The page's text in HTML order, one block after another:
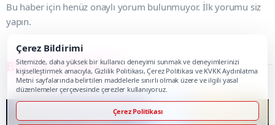
Bu haber için henüz onaylı yorum bulunmuyor. İlk yorumu siz
yapın.
BENZER HABERLER
Çerez Bildirimi
Sitemizde, daha yüksek bir kullanıcı deneyimi sunmak ve deneyimlerinizi
kişiselleştirmek amacıyla, Gizlilik Politikası, Çerez Politikası ve KVKK Aydınlatma
Metni sayfalarında belirtilen maddelerle sınırlı olmak üzere ve ilgili yasal
düzenlemeler çerçevesinde çerezler kullanıyoruz.
Çerez Politikası